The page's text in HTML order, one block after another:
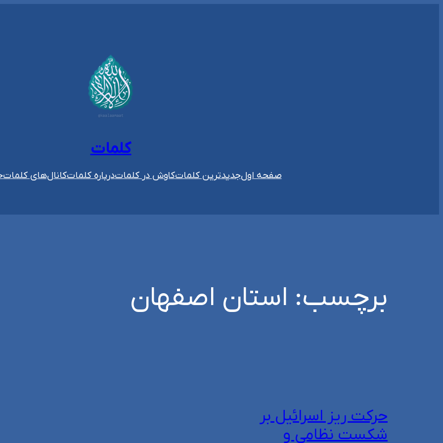
کلمات
صفحه اولجدیدترین کلماتکاوش در کلماتدرباره کلماتکانال‌های کلمات
برچسب: استان اصفهان
حرکت ریز اسرائیل بر
شکست نظامی و